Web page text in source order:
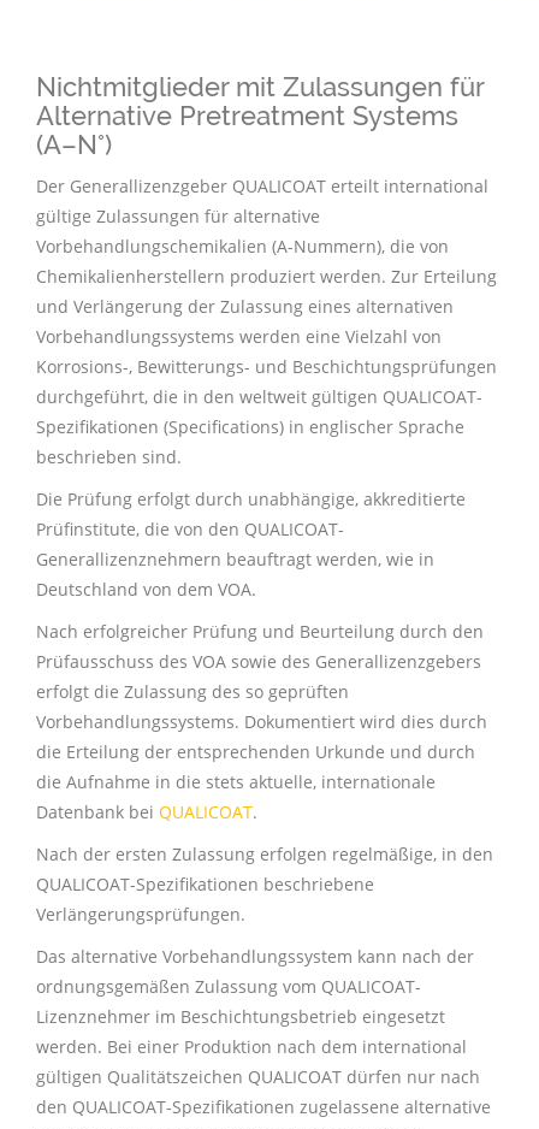
Nichtmitglieder mit Zulassungen für
Alternative Pretreatment Systems
(A–N°)
Der Generallizenzgeber QUALICOAT erteilt international
gültige Zulassungen für alternative
Vorbehandlungschemikalien (A-Nummern), die von
Chemikalienherstellern produziert werden. Zur Erteilung
und Verlängerung der Zulassung eines alternativen
Vorbehandlungssystems werden eine Vielzahl von
Korrosions-, Bewitterungs- und Beschichtungsprüfungen
durchgeführt, die in den weltweit gültigen QUALICOAT-
Spezifikationen (Specifications) in englischer Sprache
beschrieben sind.
Die Prüfung erfolgt durch unabhängige, akkreditierte
Prüfinstitute, die von den QUALICOAT-
Generallizenznehmern beauftragt werden, wie in
Deutschland von dem VOA.
Nach erfolgreicher Prüfung und Beurteilung durch den
Prüfausschuss des VOA sowie des Generallizenzgebers
erfolgt die Zulassung des so geprüften
Vorbehandlungssystems. Dokumentiert wird dies durch
die Erteilung der entsprechenden Urkunde und durch
die Aufnahme in die stets aktuelle, internationale
Datenbank bei QUALICOAT.
Nach der ersten Zulassung erfolgen regelmäßige, in den
QUALICOAT-Spezifikationen beschriebene
Verlängerungsprüfungen.
Das alternative Vorbehandlungssystem kann nach der
ordnungsgemäßen Zulassung vom QUALICOAT-
Lizenznehmer im Beschichtungsbetrieb eingesetzt
werden. Bei einer Produktion nach dem international
gültigen Qualitätszeichen QUALICOAT dürfen nur nach
den QUALICOAT-Spezifikationen zugelassene alternative